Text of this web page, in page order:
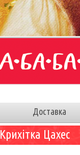
Доставка
Крихітка Цахес